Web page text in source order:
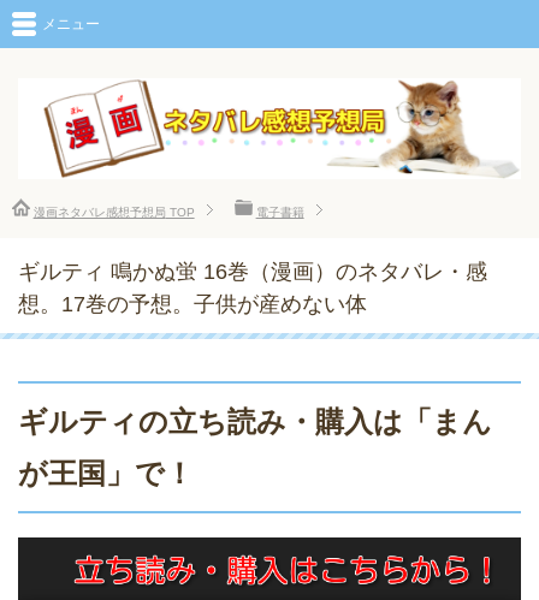
メニュー
漫画ネタバレ感想予想局 TOP 電子書籍
ギルティ 鳴かぬ蛍 16巻（漫画）のネタバレ・感
想。17巻の予想。子供が産めない体
ギルティの立ち読み・購入は「まん
が王国」で！